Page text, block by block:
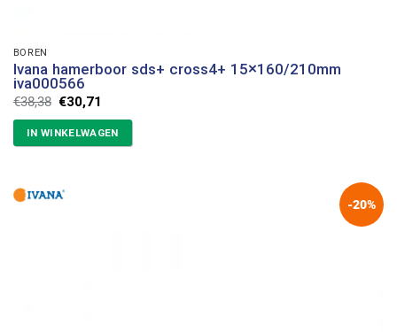
BOREN
Ivana hamerboor sds+ cross4+ 15×160/210mm
iva000566
€38,38 Oorspronkelijke
prijs
was:
€38,38.
€30,71
is:
€30,71.
IN WINKELWAGEN
-20%